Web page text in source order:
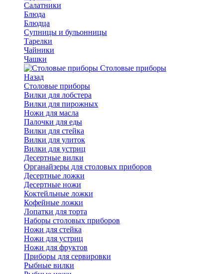
Салатники
Блюда
Блюдца
Супницы и бульонницы
Тарелки
Чайники
Чашки
Cтоловые приборы
Назад
Cтоловые приборы
Вилки для лобстера
Вилки для пирожных
Ножи для масла
Палочки для еды
Вилки для стейка
Вилки для улиток
Вилки для устриц
Десертные вилки
Органайзеры для столовых приборов
Десертные ложки
Десертные ножи
Коктейльные ложки
Кофейные ложки
Лопатки для торта
Наборы столовых приборов
Ножи для стейка
Ножи для устриц
Ножи для фруктов
Приборы для сервировки
Рыбные вилки